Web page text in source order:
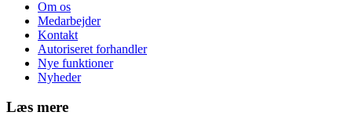
Om os
Medarbejder
Kontakt
Autoriseret forhandler
Nye funktioner
Nyheder
Læs mere